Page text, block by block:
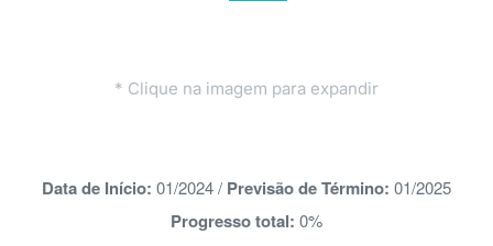
* Clique na imagem para expandir
Data de Início: 01/2024/ Previsão de Término: 01/2025
Progresso total: 0%